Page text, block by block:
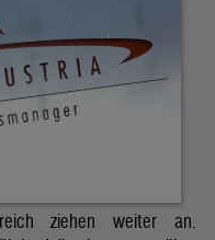
ziehen weiter an.